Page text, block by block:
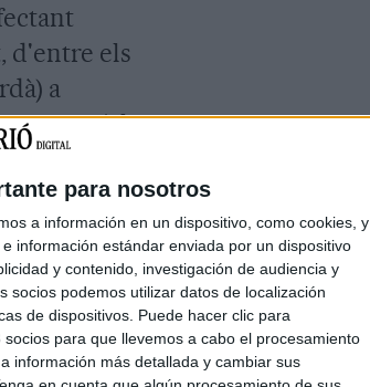
para nosotros
a información en un dispositivo, como cookies, y
información estándar enviada por un dispositivo
y contenido, investigación de audiencia y
socios podemos utilizar datos de localización
de dispositivos. Puede hacer clic para
para que llevemos a cabo el procesamiento
información más detallada y cambiar sus
d'entre els
a
perquè la
com a
afectades
el preu"
els